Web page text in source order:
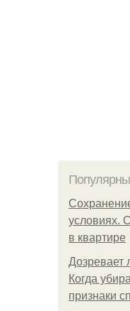
условиях.
в квартире
Дозревает
Когда
признаки